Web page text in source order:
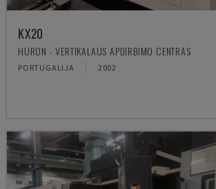
KX20
HURON - VERTIKALAUS APDIRBIMO CENTRAS
PORTUGALIJA 2002